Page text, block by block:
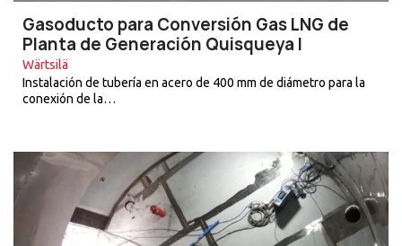
Gasoducto para Conversión Gas LNG de
Planta de Generación Quisqueya I
Wärtsilä
Instalación de tubería en acero de 400 mm de diámetro para la
conexión de la…